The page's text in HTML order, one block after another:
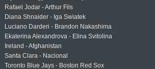
Rafael Jodar - Arthur Fils
Diana Shnaider - Iga Swiatek
Luciano Darderi - Brandon Nakashima
Ekaterina Alexandrova - Elina Svitolina
Ireland - Afghanistan
Santa Clara - Nacional
Toronto Blue Jays - Boston Red Sox